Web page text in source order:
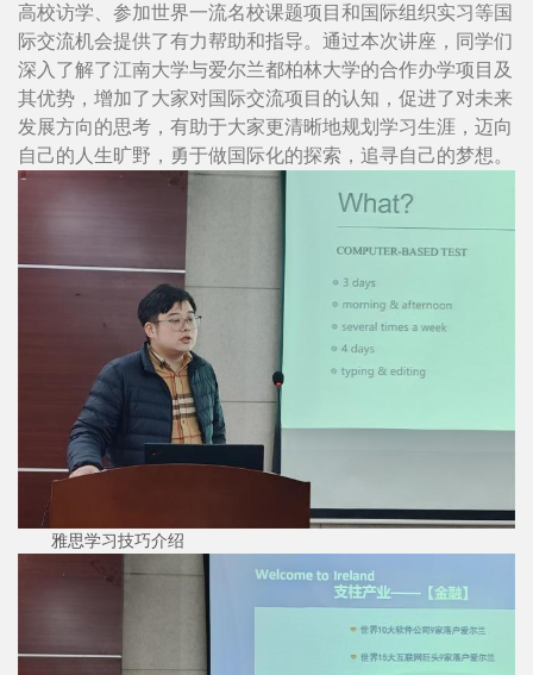
高校访学、参加世界一流名校课题项目和国际组织实习等国
际交流机会提供了有力帮助和指导。通过本次讲座，同学们
深入了解了江南大学与爱尔兰都柏林大学的合作办学项目及
其优势，增加了大家对国际交流项目的认知，促进了对未来
发展方向的思考，有助于大家更清晰地规划学习生涯，迈向
自己的人生旷野，勇于做国际化的探索，追寻自己的梦想。
雅思学习技巧介绍